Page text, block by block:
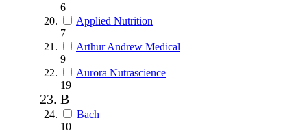
6
Applied Nutrition
7
Arthur Andrew Medical
9
Aurora Nutrascience
19
B
Bach
10